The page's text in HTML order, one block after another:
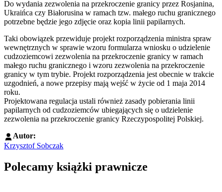
Do wydania zezwolenia na przekroczenie granicy przez Rosjanina,
Ukraińca czy Białorusina w ramach tzw. małego ruchu granicznego
potrzebne będzie jego zdjęcie oraz kopia linii papilarnych.
Taki obowiązek przewiduje projekt rozporządzenia ministra spraw
wewnętrznych w sprawie wzoru formularza wniosku o udzielenie
cudzoziemcowi zezwolenia na przekroczenie granicy w ramach
małego ruchu granicznego i wzoru zezwolenia na przekroczenie
granicy w tym trybie. Projekt rozporządzenia jest obecnie w trakcie
uzgodnień, a nowe przepisy mają wejść w życie od 1 maja 2014
roku.
Projektowana regulacja ustali również zasady pobierania linii
papilarnych od cudzoziemców ubiegających się o udzielenie
zezwolenia na przekroczenie granicy Rzeczypospolitej Polskiej.
Autor:
Krzysztof Sobczak
Polecamy książki prawnicze